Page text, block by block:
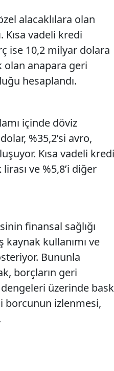
alacaklılara olan
Kısa vadeli kredi
ise 10,2 milyar dolara
olan anapara geri
hesaplandı.
içinde döviz
%35,2’si avro,
Kısa vadeli kredi
ve %5,8’i diğer
finansal sağlığı
kaynak kullanımı ve
Bununla
borçların geri
üzerinde
borcunun izlenmesi,